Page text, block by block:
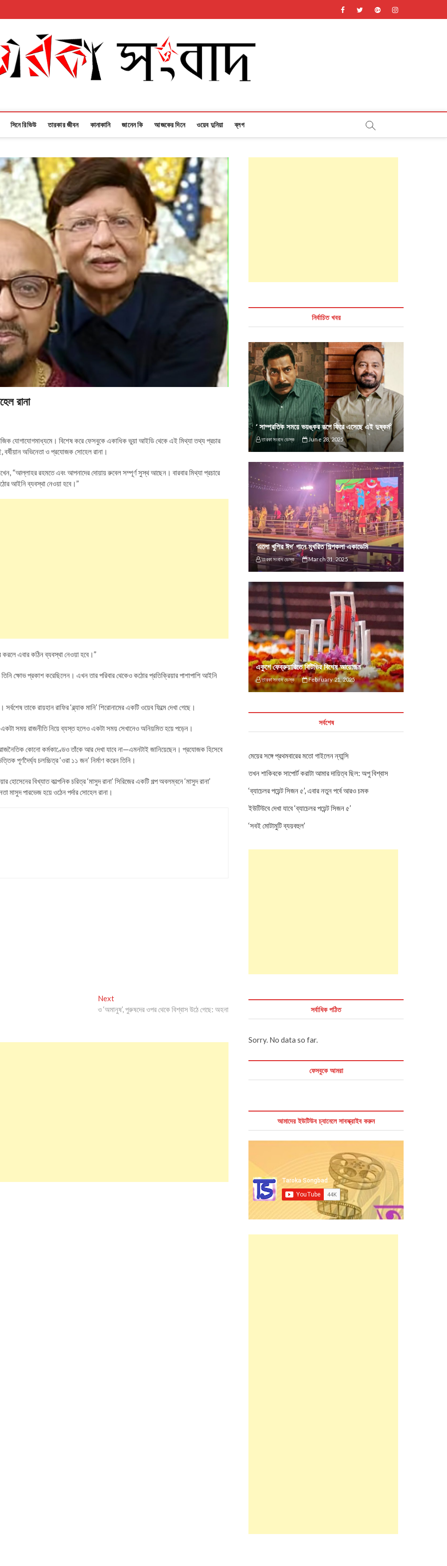
facebooktwittergoogleplusinstagram
সিনে রিভিউ তারকার জীবন কানাকানি জানেন কি আজকের দিনে ওয়েব দুনিয়া ব্লগ
রানা
যোগাযোগমাধ্যমে। বিশেষ করে ফেসবুকে একাধিক ভুয়া আইডি থেকে এই মিথ্যা তথ্য প্রচার
অভিনেতা ও প্রযোজক সোহেল রানা।
“আল্লাহর রহমতে এবং আপনাদের দোয়ায় রুবেল সম্পূর্ণ সুস্থ আছেন। বারবার মিথ্যা প্রচারে
আইনি ব্যবস্থা নেওয়া হবে।”
এবার কঠিন ব্যবস্থা নেওয়া হবে।”
ক্ষোভ প্রকাশ করেছিলেন। এখন তার পরিবার থেকেও কঠোর প্রতিক্রিয়ার পাশাপাশি আইনি
তাকে রায়হান রাফির ‘ব্ল্যাক মানি’ শিরোনামের একটি ওয়েব ফিল্মে দেখা গেছে।
সময় রাজনীতি নিয়ে ব্যস্ত হলেও একটা সময় সেখানেও অনিয়মিত হয়ে পড়েন।
কোনো কর্মকাণ্ডেও তাঁকে আর দেখা যাবে না—এমনটাই জানিয়েছেন। প্রযোজক হিসেবে
পূর্ণদৈর্ঘ্য চলচ্চিত্র ‘ওরা ১১ জন’ নির্মাণ করেন তিনি।
বিখ্যাত কাল্পনিক চরিত্র ‘মাসুদ রানা’ সিরিজের একটি গল্প অবলম্বনে ‘মাসুদ রানা’
মাসুদ পারভেজ হয়ে ওঠেন পর্দার সোহেল রানা।
NextNext
post:
ও ‘অমানুষ’, পুরুষদের ওপর থেকে বিশ্বাস উঠে গেছে: অহনা
নির্বাচিত খবর
‘ সাম্প্রতিক সময়ে ভয়ঙ্কর রূপে ফিরে এসেছে এই দুষ্কর্ম’
তারকা সংবাদ ডেস্ক June 28, 2025
‘এলো খুশির ঈদ’ গানে মুখরিত শিল্পকলা একাডেমি
তারকা সংবাদ ডেস্ক March 31, 2025
একুশে ফেব্রুয়ারিতে বিটিভির বিশেষ আয়োজন
তারকা সংবাদ ডেস্ক February 21, 2025
সর্বশেষ
মেয়ের সঙ্গে প্রথমবারের মতো গাইলেন ন্যান্সি
তখন শাকিবকে সাপোর্ট করাটা আমার দায়িত্ব ছিল: অপু বিশ্বাস
‘ব্যাচেলর পয়েন্ট সিজন ৫’, এবার নতুন পর্বে আরও চমক
ইউটিউবে দেখা যাবে ‘ব্যাচেলর পয়েন্ট সিজন ৫’
‘সবই মোটামুটি ব্যয়বহুল’
সর্বাধিক পঠিত
Sorry. No data so far.
ফেসবুকে আমরা
আমাদের ইউটিউব চ্যানেলে সাবস্ক্রাইব করুন